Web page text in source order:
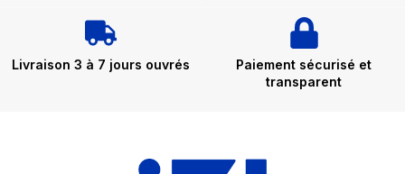
Livraison 3 à 7 jours ouvrés
Paiement sécurisé et
transparent